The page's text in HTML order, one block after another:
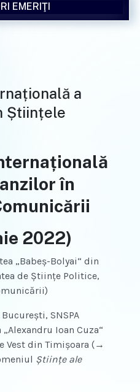
a
Științele
în
2022)
„Babeș-Bolyai“ din
de Științe Politice,
SNSPA
Ioan Cuza“
Vest din Timișoara (→
Științe ale
EMERIŢI